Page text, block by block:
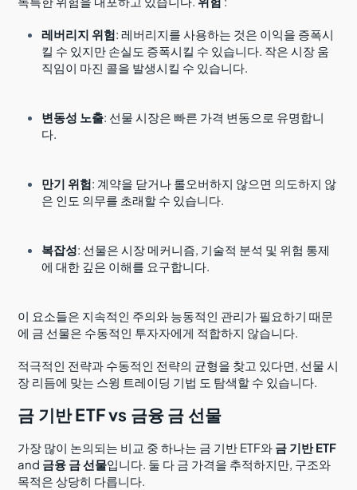
레버리지 위험: 레버리지를 사용하는 것은 이익을 증폭시
킬 수 있지만 손실도 증폭시킬 수 있습니다. 작은 시장 움
직임이 마진 콜을 발생시킬 수 있습니다.
변동성 노출: 선물 시장은 빠른 가격 변동으로 유명합니
다.
만기 위험: 계약을 닫거나 롤오버하지 않으면 의도하지 않
은 인도 의무를 초래할 수 있습니다.
복잡성: 선물은 시장 메커니즘, 기술적 분석 및 위험 통제
에 대한 깊은 이해를 요구합니다.
이 요소들은 지속적인 주의와 능동적인 관리가 필요하기 때문
에 금 선물은 수동적인 투자자에게 적합하지 않습니다.
적극적인 전략과 수동적인 전략의 균형을 찾고 있다면, 선물 시
장 리듬에 맞는 스윙 트레이딩 기법 도 탐색할 수 있습니다.
금 기반 ETF vs 금융 금 선물
가장 많이 논의되는 비교 중 하나는 금 기반 ETF와 금 기반 ETF
and 금융 금 선물입니다. 둘 다 금 가격을 추적하지만, 구조와
목적은 상당히 다릅니다.